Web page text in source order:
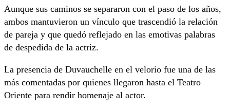
Aunque sus caminos se separaron con el paso de los años,
ambos mantuvieron un vínculo que trascendió la relación
de pareja y que quedó reflejado en las emotivas palabras
de despedida de la actriz.
La presencia de Duvauchelle en el velorio fue una de las
más comentadas por quienes llegaron hasta el Teatro
Oriente para rendir homenaje al actor.